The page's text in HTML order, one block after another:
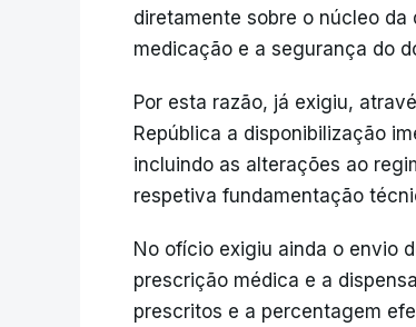
diretamente sobre o núcleo
medicação e a segurança do
Por esta razão, já exigiu,
República a disponibilização
incluindo as alterações ao
respetiva fundamentação
No ofício exigiu ainda o envio
prescrição médica e a
prescritos e a percentagem